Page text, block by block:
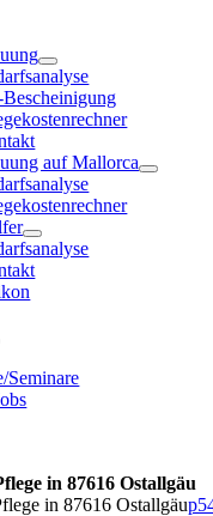
auf Mallorca
Seminare
in 87616 Ostallgäu
in 87616 Ostallgäu